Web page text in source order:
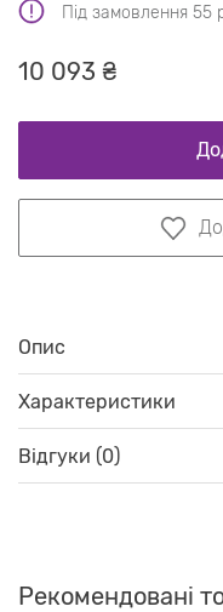
Під замовлення 55
10 093 ₴
Опис
Характеристики
Відгуки (0)
Рекомендовані